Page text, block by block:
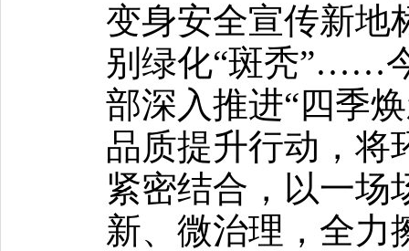
变身安全宣传新地
别绿化“斑秃”……
部深入推进“四季
品质提升行动，将
紧密结合，以一场
新、微治理，全力